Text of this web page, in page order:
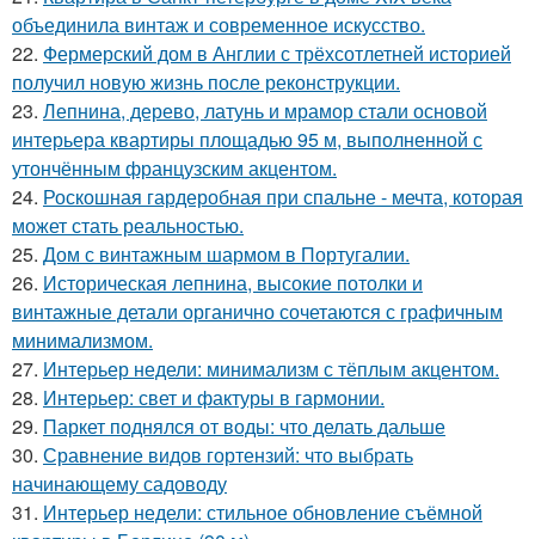
объединила винтаж и современное искусство.
22. Фермерский дом в Англии с трёхсотлетней историей
получил новую жизнь после реконструкции.
23. Лепнина, дерево, латунь и мрамор стали основой
интерьера квартиры площадью 95 м, выполненной с
утончённым французским акцентом.
24. Роскошная гардеробная при спальне - мечта, которая
может стать реальностью.
25. Дом с винтажным шармом в Португалии.
26. Историческая лепнина, высокие потолки и
винтажные детали органично сочетаются с графичным
минимализмом.
27. Интерьер недели: минимализм с тёплым акцентом.
28. Интерьер: свет и фактуры в гармонии.
29. Паркет поднялся от воды: что делать дальше
30. Сравнение видов гортензий: что выбрать
начинающему садоводу
31. Интерьер недели: стильное обновление съёмной